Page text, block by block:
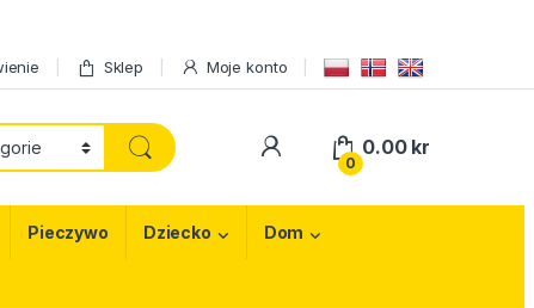
Sklep Moje konto
My Account
0
0.00 kr
Pieczywo Dziecko Dom